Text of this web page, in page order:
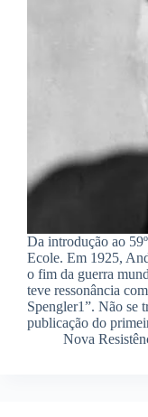
Da introdução ao
Ecole. Em 1925,
o fim da guerra
teve ressonância
Spengler1”. Não se
publicação do
Nova